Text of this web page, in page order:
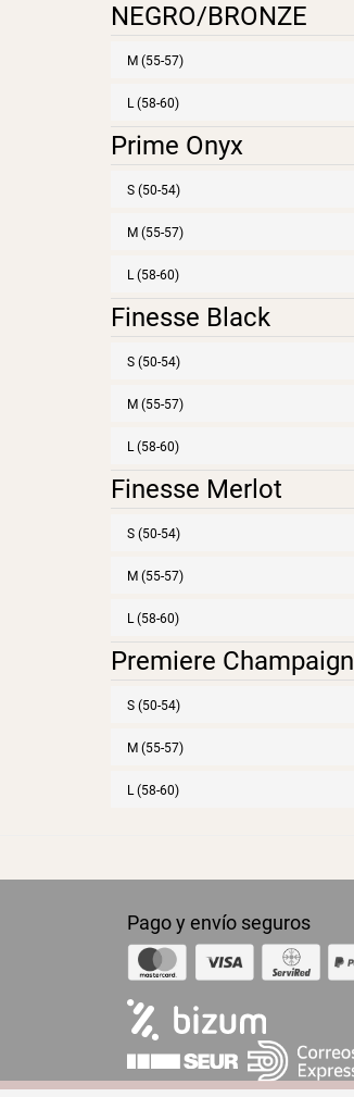
NEGRO/BRONZE
M (55-57)
L (58-60)
Prime Onyx
S (50-54)
M (55-57)
L (58-60)
Finesse Black
S (50-54)
M (55-57)
L (58-60)
Finesse Merlot
S (50-54)
M (55-57)
L (58-60)
Premiere Champaign
S (50-54)
M (55-57)
L (58-60)
Pago y envío seguros